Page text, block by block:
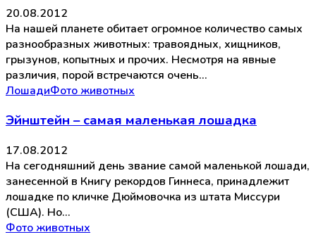
20.08.2012
На нашей планете обитает огромное количество самых
разнообразных животных: травоядных, хищников,
грызунов, копытных и прочих. Несмотря на явные
различия, порой встречаются очень…
ЛошадиФото животных
Эйнштейн – самая маленькая лошадка
17.08.2012
На сегодняшний день звание самой маленькой лошади,
занесенной в Книгу рекордов Гиннеса, принадлежит
лошадке по кличке Дюймовочка из штата Миссури
(США). Но…
Фото животных